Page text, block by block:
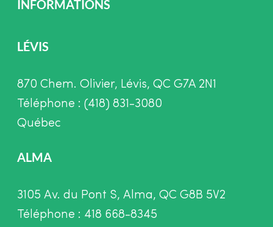
INFORMATIONS
LÉVIS
870 Chem. Olivier, Lévis, QC G7A 2N1
Téléphone : (418) 831-3080
Québec
ALMA
3105 Av. du Pont S, Alma, QC G8B 5V2
Téléphone : 418 668-8345